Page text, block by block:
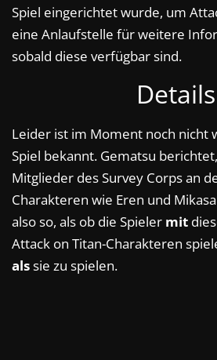
Spiel eingerichtet wurde, um
eine Anlaufstelle für weitere
sobald diese verfügbar sind.
Details
Leider ist im Moment noch nicht
Spiel bekannt. Gematsu
Mitglieder des Survey Corps an
Charakteren wie Eren und
also so, als ob die Spieler mit
Attack on Titan-Charakteren
alssie zu spielen.